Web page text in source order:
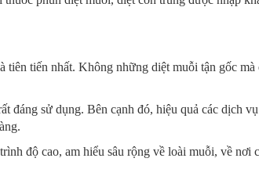
tiên tiến nhất. Không những diệt muỗi tận gốc
đáng sử dụng. Bên cạnh đó, hiệu quả các dịch
độ cao, am hiểu sâu rộng về loài muỗi, về nơi